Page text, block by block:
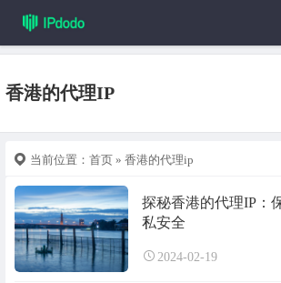
香港的代理IP
当前位置： 首页 » 香港的代理ip
探秘香港的代理IP：
私安全
2024-02-19